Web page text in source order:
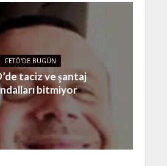
FETÖ'DE BUGÜN
taciz ve şantaj
bitmiyor